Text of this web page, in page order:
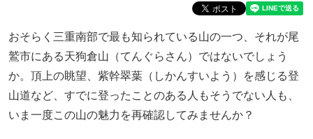
おそらく三重南部で最も知られている山の一つ、それが尾
鷲市にある天狗倉山（てんぐらさん）ではないでしょう
か。頂上の眺望、紫幹翠葉（しかんすいよう）を感じる登
山道など、すでに登ったことのある人もそうでない人も、
いま一度この山の魅力を再確認してみませんか？